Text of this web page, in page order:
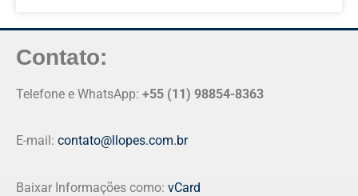
Contato:
Telefone e WhatsApp: +55 (11) 98854-8363
E-mail: contato@llopes.com.br
Baixar Informações como: vCard